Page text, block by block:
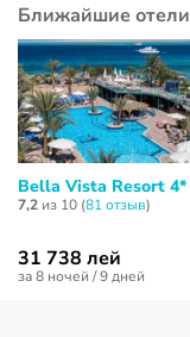
Ближайшие отели
Bella Vista Resort 4*
7,2 из 10 (81 отзыв)
31 738 лей
за 8 ночей / 9 дней